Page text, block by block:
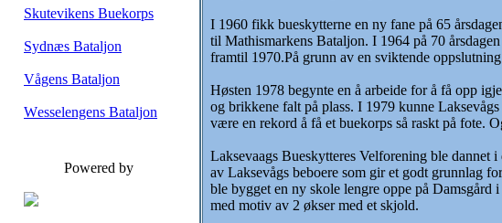
Skutevikens Buekorps
Sydnæs Bataljon
Vågens Bataljon
Wesselengens Bataljon
Powered by
I 1960 fikk bueskytterne en ny fane på 65
til Mathismarkens Bataljon. I 1964 på 70
framtil 1970.På grunn av en sviktende
Høsten 1978 begynte en å arbeide for å få opp
og brikkene falt på plass. I 1979 kunne
være en rekord å få et buekorps så raskt på fote.
Laksevaags Bueskytteres Velforening ble dannet
av Laksevågs beboere som gir et godt grunnlag
ble bygget en ny skole lengre oppe på
med motiv av 2 økser med et skjold.